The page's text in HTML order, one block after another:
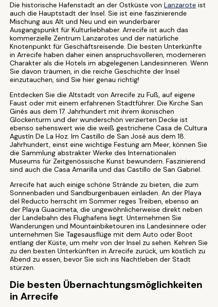
Die historische Hafenstadt an der Ostküste von Lanzarote ist
auch die Hauptstadt der Insel. Sie ist eine faszinierende
Mischung aus Alt und Neu und ein wunderbarer
Ausgangspunkt für Kulturliebhaber. Arrecife ist auch das
kommerzielle Zentrum Lanzarotes und der natürliche
Knotenpunkt für Geschäftsreisende. Die besten Unterkünfte
in Arrecife haben daher einen anspruchsvolleren, moderneren
Charakter als die Hotels im abgelegenen Landesinneren. Wenn
Sie davon träumen, in die reiche Geschichte der Insel
einzutauchen, sind Sie hier genau richtig!
Entdecken Sie die Altstadt von Arrecife zu Fuß, auf eigene
Faust oder mit einem erfahrenen Stadtführer. Die Kirche San
Ginés aus dem 17. Jahrhundert mit ihrem ikonischen
Glockenturm und der wunderschön verzierten Decke ist
ebenso sehenswert wie die weiß gestrichene Casa de Cultura
Agustín De La Hoz. Im Castillo de San José aus dem 18.
Jahrhundert, einst eine wichtige Festung am Meer, können Sie
die Sammlung abstrakter Werke des Internationalen
Museums für Zeitgenössische Kunst bewundern. Faszinierend
sind auch die Casa Amarilla und das Castillo de San Gabriel.
Arrecife hat auch einige schöne Strände zu bieten, die zum
Sonnenbaden und Sandburgenbauen einladen. An der Playa
del Reducto herrscht im Sommer reges Treiben, ebenso an
der Playa Guacimeta, die ungewöhnlicherweise direkt neben
der Landebahn des Flughafens liegt. Unternehmen Sie
Wanderungen und Mountainbiketouren ins Landesinnere oder
unternehmen Sie Tagesausflüge mit dem Auto oder Boot
entlang der Küste, um mehr von der Insel zu sehen. Kehren Sie
zu den besten Unterkünften in Arrecife zurück, um köstlich zu
Abend zu essen, bevor Sie sich ins Nachtleben der Stadt
stürzen.
Die besten Übernachtungsmöglichkeiten
in Arrecife